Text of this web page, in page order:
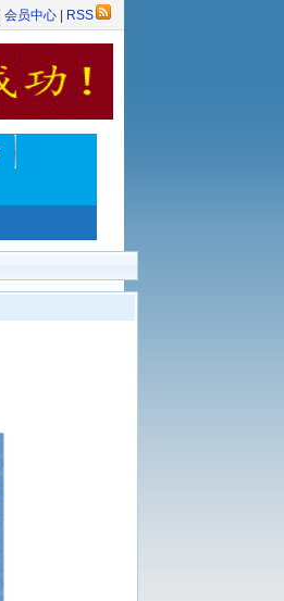
会员中心 RSS